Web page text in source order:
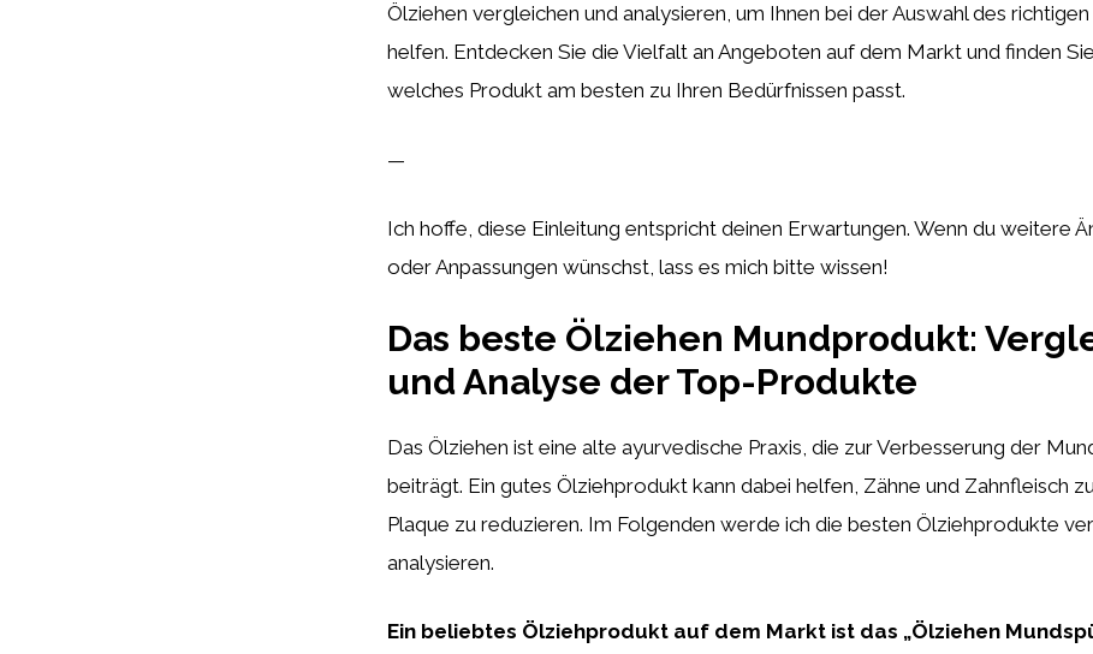
Ölziehen vergleichen und analysieren, um Ihnen bei der Auswahl des
helfen. Entdecken Sie die Vielfalt an Angeboten auf dem Markt und finden
welches Produkt am besten zu Ihren Bedürfnissen passt.
—
Ich hoffe, diese Einleitung entspricht deinen Erwartungen. Wenn du weitere
oder Anpassungen wünschst, lass es mich bitte wissen!
Das beste Ölziehen Mundprodukt:
und Analyse der Top-Produkte
Das Ölziehen ist eine alte ayurvedische Praxis, die zur Verbesserung der
beiträgt. Ein gutes Ölziehprodukt kann dabei helfen, Zähne und Zahnfleisch
Plaque zu reduzieren. Im Folgenden werde ich die besten Ölziehprodukte
analysieren.
Ein beliebtes Ölziehprodukt auf dem Markt ist das „Ölziehen